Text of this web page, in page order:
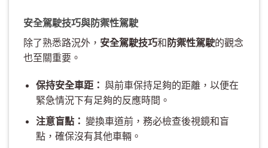
安全駕駛技巧與防禦性駕駛
除了熟悉路況外， 安全駕駛技巧和 防禦性駕駛的觀念
也至關重要。
保持安全車距： 與前車保持足夠的距離，以便在
緊急情況下有足夠的反應時間。
注意盲點： 變換車道前，務必檢查後視鏡和盲
點，確保沒有其他車輛。